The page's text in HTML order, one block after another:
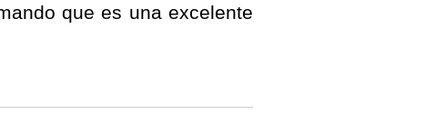
que es una excelente